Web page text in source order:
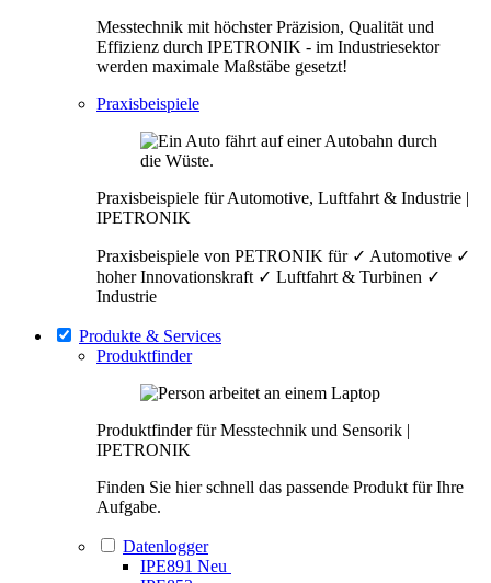
Messtechnik mit höchster Präzision, Qualität und
Effizienz durch IPETRONIK - im Industriesektor
werden maximale Maßstäbe gesetzt!
Praxisbeispiele
Praxisbeispiele für Automotive, Luftfahrt & Industrie |
IPETRONIK
Praxisbeispiele von PETRONIK für ✓ Automotive ✓
hoher Innovationskraft ✓ Luftfahrt & Turbinen ✓
Industrie
Produkte & Services
Produktfinder
Produktfinder für Messtechnik und Sensorik |
IPETRONIK
Finden Sie hier schnell das passende Produkt für Ihre
Aufgabe.
Datenlogger
IPE891 Neu